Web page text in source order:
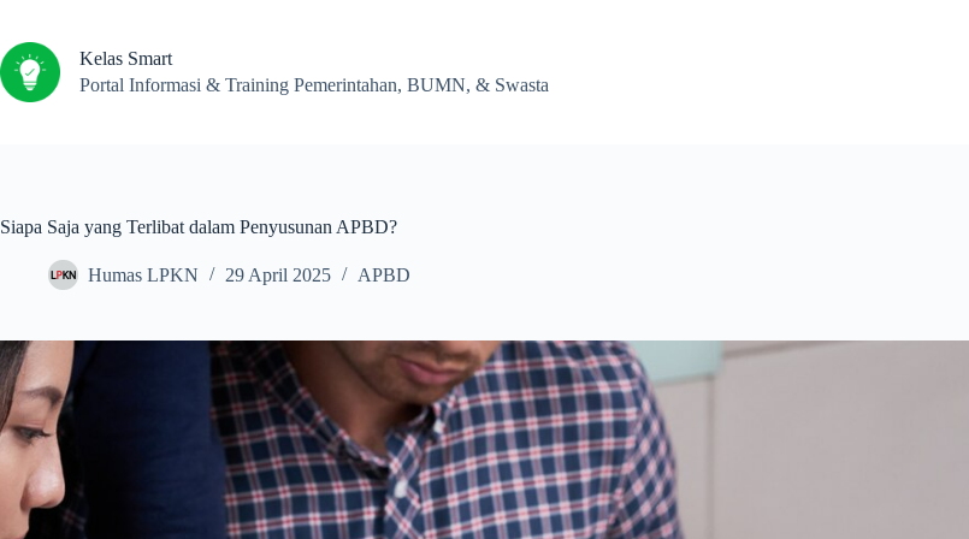
Kelas Smart
Portal Informasi & Training Pemerintahan, BUMN, & Swasta
Siapa Saja yang Terlibat dalam Penyusunan APBD?
Humas LPKN 29 April 2025 APBD